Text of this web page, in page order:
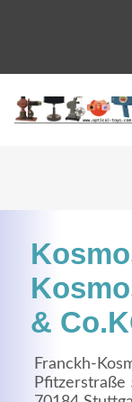
&
Franckh-
Pfitzerstraße
Lorem ipsum
elit.